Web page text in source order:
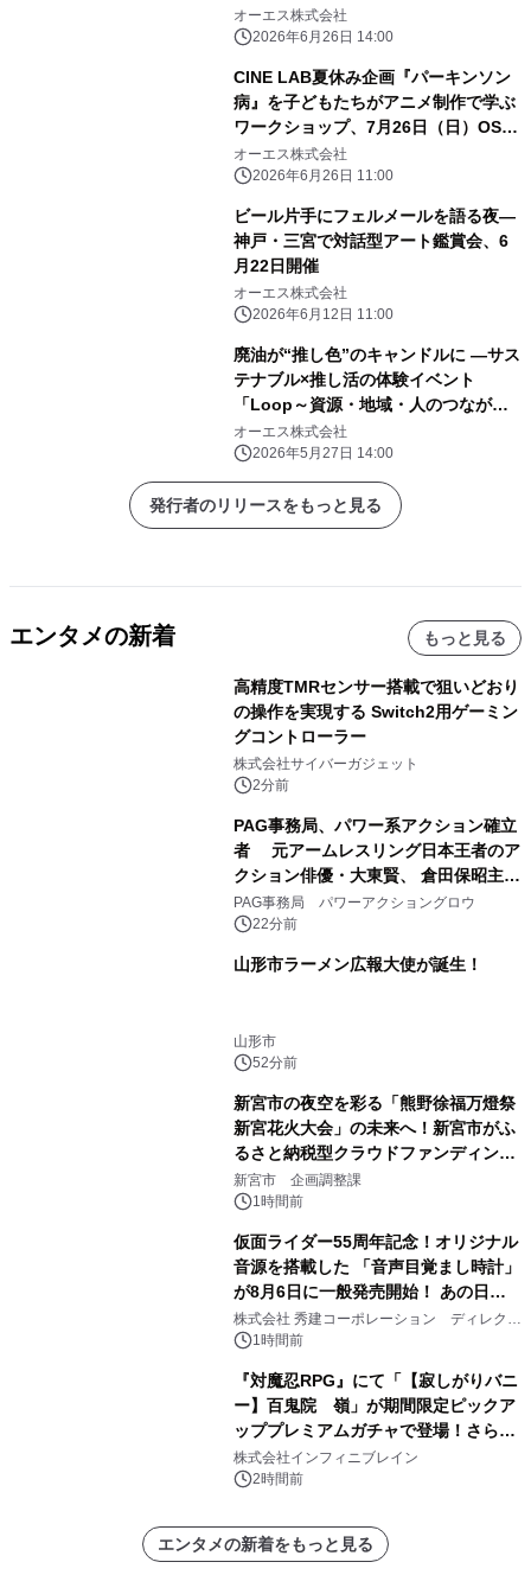
オーエス株式会社
2026年6月26日 14:00
CINE LAB夏休み企画『パーキンソン
病』を子どもたちがアニメ制作で学ぶ
ワークショップ、7月26日（日）OSシ
ネマズ神戸ハーバーランドで開催！
オーエス株式会社
2026年6月26日 11:00
ビール片手にフェルメールを語る夜—
神戸・三宮で対話型アート鑑賞会、6
月22日開催
オーエス株式会社
2026年6月12日 11:00
廃油が“推し色”のキャンドルに ―サス
テナブル×推し活の体験イベント
「Loop～資源・地域・人のつながり
が循環する～」大阪・梅田6月4日
（木）開催
オーエス株式会社
2026年5月27日 14:00
発行者のリリースをもっと見る
エンタメの新着 もっと見る
高精度TMRセンサー搭載で狙いどおり
の操作を実現する Switch2用ゲーミン
グコントローラー
株式会社サイバーガジェット
2分前
PAG事務局、パワー系アクション確立
者 元アームレスリング日本王者のア
クション俳優・大東賢、 倉田保昭主演
映画『夢物語』で倉田保昭、 サモ・ハ
ン・キンポーと共演 国際舞台へ活躍
PAG事務局 パワーアクショングロウ
22分前
山形市ラーメン広報大使が誕生！
山形市
52分前
新宮市の夜空を彩る「熊野徐福万燈祭
新宮花火大会」の未来へ！新宮市がふ
るさと納税型クラウドファンディング
を開始
新宮市 企画調整課
1時間前
仮面ライダー55周年記念！オリジナル
音源を搭載した 「音声目覚まし時計」
が8月6日に一般発売開始！ あの日の
大興奮が今甦る
株式会社 秀建コーポレーション ディレクト
アートギャラリー
1時間前
『対魔忍RPG』にて「【寂しがりバニ
ー】百鬼院 嶺」が期間限定ピックア
ッププレミアムガチャで登場！さらに
マップイベント「バニーとヨミハラク
ライシス」が開催！
株式会社インフィニブレイン
2時間前
エンタメの新着をもっと見る